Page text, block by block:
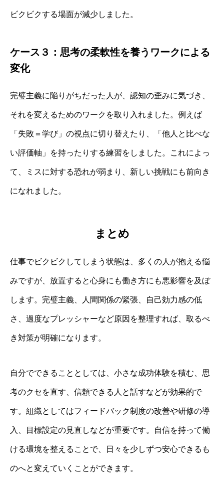
ビクビクする場面が減少しました。
ケース３：思考の柔軟性を養うワークによる
変化
完璧主義に陥りがちだった人が、認知の歪みに気づき、
それを変えるためのワークを取り入れました。例えば
「失敗＝学び」の視点に切り替えたり、「他人と比べな
い評価軸」を持ったりする練習をしました。これによっ
て、ミスに対する恐れが弱まり、新しい挑戦にも前向き
になれました。
まとめ
仕事でビクビクしてしまう状態は、多くの人が抱える悩
みですが、放置すると心身にも働き方にも悪影響を及ぼ
します。完璧主義、人間関係の緊張、自己効力感の低
さ、過度なプレッシャーなど原因を整理すれば、取るべ
き対策が明確になります。
自分でできることとしては、小さな成功体験を積む、思
考のクセを直す、信頼できる人と話すなどが効果的で
す。組織としてはフィードバック制度の改善や研修の導
入、目標設定の見直しなどが重要です。自信を持って働
ける環境を整えることで、日々を少しずつ安心できるも
のへと変えていくことができます。